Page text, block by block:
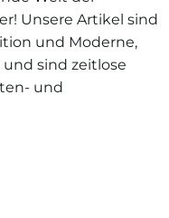
Unsere Artikel sind
und Moderne,
sind zeitlose
und